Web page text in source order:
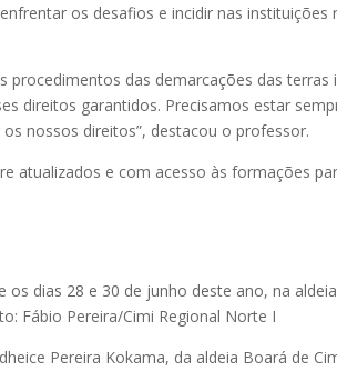
os desafios e incidir nas
procedimentos das demarcações das
direitos garantidos. Precisamos estar
nossos direitos”, destacou o professor.
atualizados e com acesso às formações
os dias 28 e 30 de junho deste ano, na
Fábio Pereira/Cimi Regional Norte I
Pereira Kokama, da aldeia Boará de